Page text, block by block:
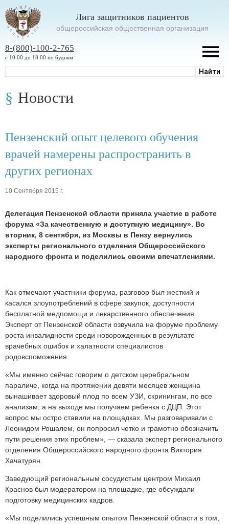
Лига защитников пациентов
oбщероссийская общественная организация
8-(800)-100-2-765
с 10:00 до 18:00 по будням
Новости
Пензенский опыт целевого обучения
врачей намерены распространить в
других регионах
10 Сентября 2015 г.
Делегация Пензенской области приняла участие в работе
форума «За качественную и доступную медицину». Во
вторник, 8 сентября, из Москвы в Пензу вернулись
эксперты регионального отделения Общероссийского
народного фронта и поделились своими впечатлениями.
Как отмечают участники форума, разговор был жесткий и
касался злоупотреблений в сфере закупок, доступности
бесплатной медпомощи и лекарственного обеспечения.
Эксперт от Пензенской области озвучила на форуме проблему
роста инвалидности среди новорожденных в результате
врачебных ошибок и халатности специалистов
родовспоможения.
«Мы именно сейчас говорим о детском церебральном
параличе, когда на протяжении девяти месяцев женщина
вынашивает здоровый плод по всем УЗИ, скринингам, по все
анализам, а на выходе мы получаем ребенка с ДЦП. Этот
вопрос мы остро ставили на площадках. Мы разговаривали с
Леонидом Рошалем, он попросил четко и грамотно обозначить
пути решения этих проблем», — сказала эксперт регионального
отделения Общероссийского народного фронта Виктория
Хачатурян.
Заведующий региональным сосудистым центром Михаил
Краснов был модератором на площадке, где обсуждали
подготовку медицинских кадров.
«Мы поделились успешным опытом Пензенской области в том,